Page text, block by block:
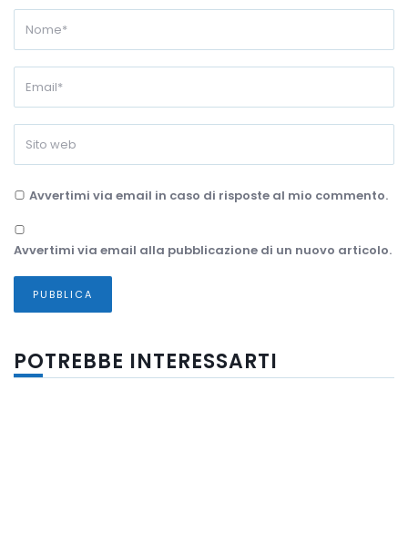
Avvertimi via email in caso di risposte al mio commento.
Avvertimi via email alla pubblicazione di un nuovo articolo.
POTREBBE INTERESSARTI